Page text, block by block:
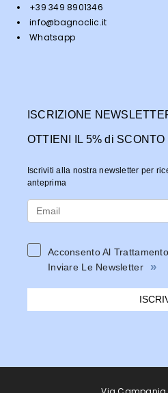
+39 349 8901346
info@bagnoclic.it
Whatsapp
ISCRIZIONE
OTTIENI IL 5% di SCONTO
Iscriviti alla nostra newsletter per
anteprima
Acconsento Al
Inviare Le Newsletter
»